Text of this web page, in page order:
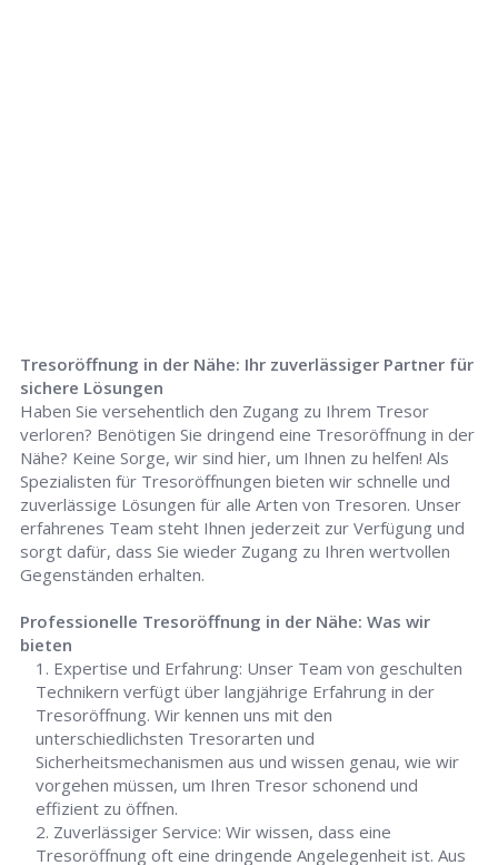
Tresoröffnung in der Nähe: Ihr zuverlässiger Partner für
sichere Lösungen
Haben Sie versehentlich den Zugang zu Ihrem Tresor
verloren? Benötigen Sie dringend eine Tresoröffnung in der
Nähe? Keine Sorge, wir sind hier, um Ihnen zu helfen! Als
Spezialisten für Tresoröffnungen bieten wir schnelle und
zuverlässige Lösungen für alle Arten von Tresoren. Unser
erfahrenes Team steht Ihnen jederzeit zur Verfügung und
sorgt dafür, dass Sie wieder Zugang zu Ihren wertvollen
Gegenständen erhalten.
Professionelle Tresoröffnung in der Nähe: Was wir
bieten
Expertise und Erfahrung: Unser Team von geschulten
Technikern verfügt über langjährige Erfahrung in der
Tresoröffnung. Wir kennen uns mit den
unterschiedlichsten Tresorarten und
Sicherheitsmechanismen aus und wissen genau, wie wir
vorgehen müssen, um Ihren Tresor schonend und
effizient zu öffnen.
Zuverlässiger Service: Wir wissen, dass eine
Tresoröffnung oft eine dringende Angelegenheit ist. Aus